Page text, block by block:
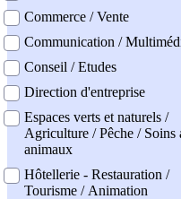
Commerce / Vente
Communication /
Conseil / Etudes
Direction d'entreprise
Espaces verts et naturels /
Agriculture / Pêche / Soins
animaux
Hôtellerie - Restauration /
Tourisme / Animation